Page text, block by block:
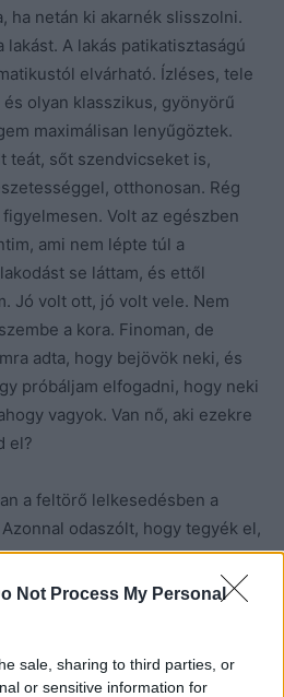
Not Process My Personal
sale, sharing to third parties, or
or sensitive information for
ha netán ki akarnék slisszolni.
lakást. A lakás patikatisztaságú
elvárható. Ízléses, tele
olyan klasszikus, gyönyörű
maximálisan lenyűgöztek.
teát, sőt szendvicseket is,
otthonosan. Rég
Volt az egészben
ami nem lépte túl a
se láttam, és ettől
Jó volt ott, jó volt vele. Nem
a kora. Finoman, de
adta, hogy bejövök neki, és
próbáljam elfogadni, hogy neki
vagyok. Van nő, aki ezekre
el?
a feltörő lelkesedésben a
odaszólt, hogy tegyék el,
kellett. Kellemes volt
került, hogy fantasztikus
a fejem, és jeleztem, hogy